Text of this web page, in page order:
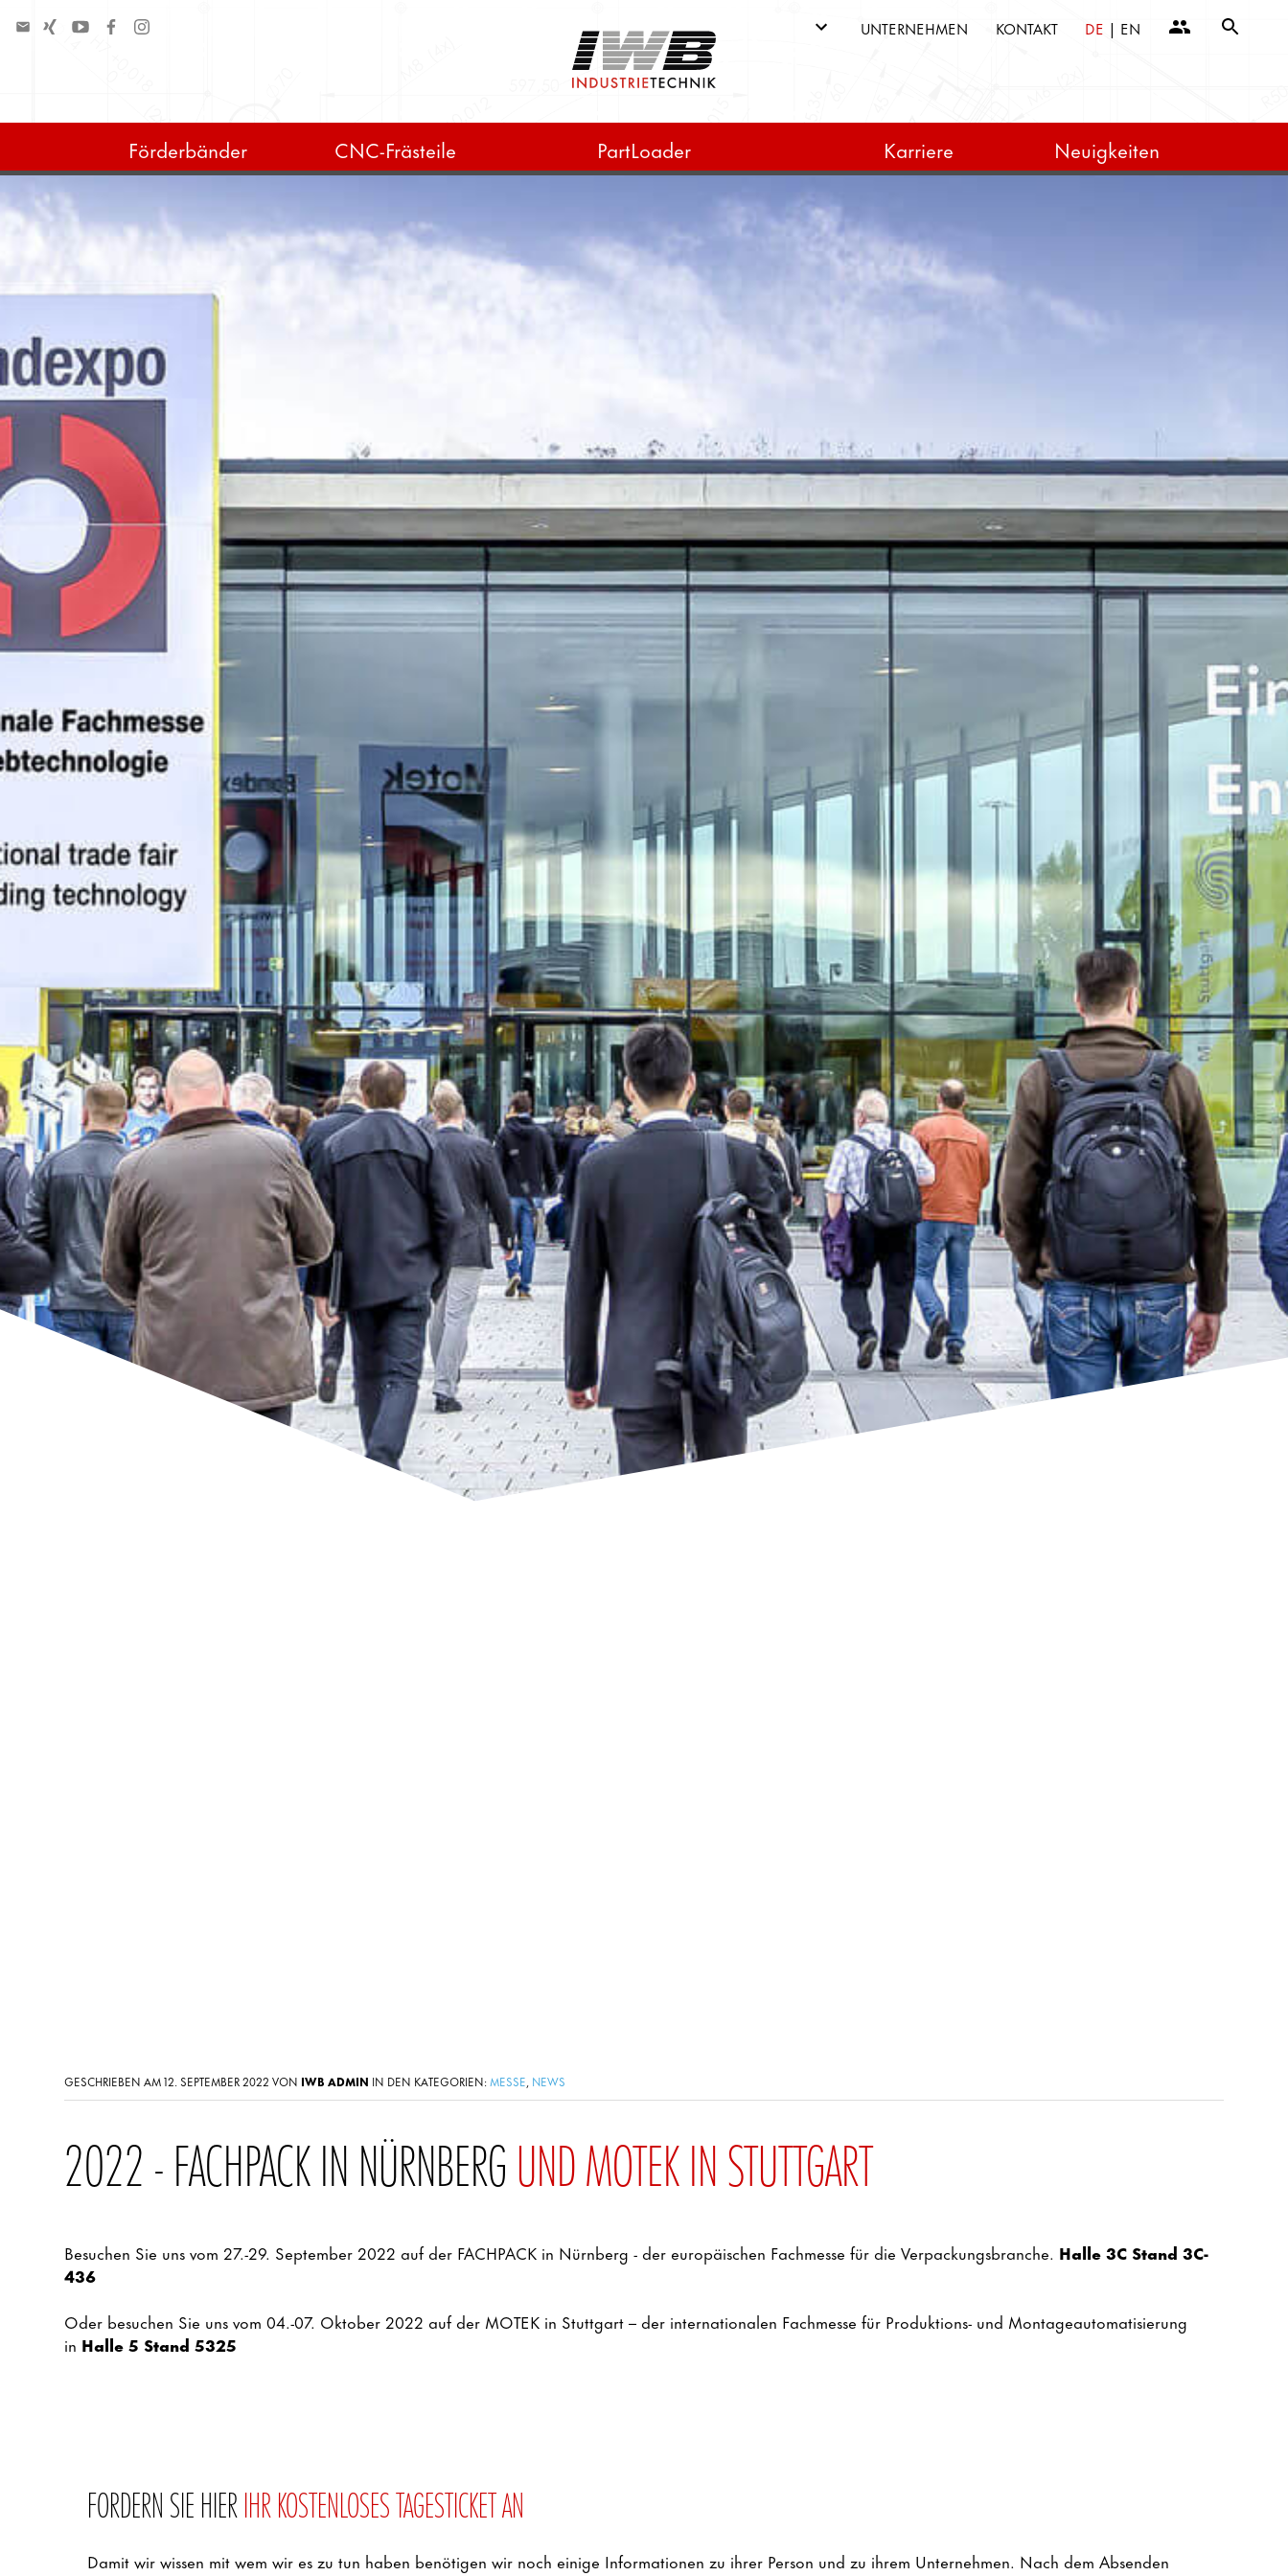
UNTERNEHMEN KONTAKT DE | EN
Förderbänder CNC-Frästeile PartLoader Karriere Neuigkeiten
GESCHRIEBEN AM 12. SEPTEMBER 2022 VON IWB ADMIN IN DEN KATEGORIEN: MESSE NEWS
2022 - FACHPACK IN NÜRNBERGUND MOTEK IN STUTTGART
Besuchen Sie uns vom 27.-29. September 2022 auf der FACHPACK in Nürnberg - der europäischen Fachmesse für die Verpackungsbranche. Halle 3C Stand 3C-
436
Oder besuchen Sie uns vom 04.-07. Oktober 2022 auf der MOTEK in Stuttgart – der internationalen Fachmesse für Produktions- und Montageautomati­sierung
in Halle 5 Stand 5325
FORDERN SIE HIERIHR KOSTENLOSES TAGESTICKET AN
Damit wir wissen mit wem wir es zu tun haben benötigen wir noch einige Informationen zu ihrer Person und zu ihrem Unternehmen. Nach dem Absenden